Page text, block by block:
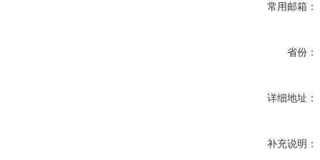
常用邮箱：
省份：
详细地址：
补充说明：